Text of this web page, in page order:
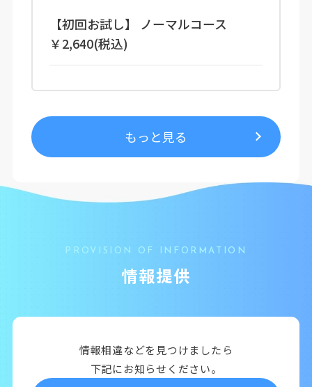
【初回お試し】 ノーマルコース
￥2,640(税込)
もっと見る
PROVISION OF INFORMATION
情報提供
情報相違などを見つけましたら
下記にお知らせください。